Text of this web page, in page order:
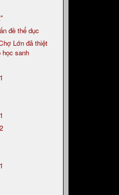
đề thể dục
Lớn đã thiệt
sanh